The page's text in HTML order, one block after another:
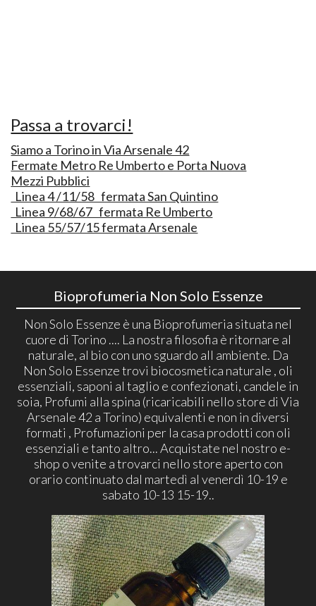
Passa a trovarci!
Siamo a Torino in Via Arsenale 42
Fermate Metro Re Umberto e Porta Nuova
Mezzi Pubblici
Linea 4 /11/58 fermata San Quintino
Linea 9/68/67 fermata Re Umberto
Linea 55/57/15 fermata Arsenale
Bioprofumeria Non Solo Essenze
Non Solo Essenze è una Bioprofumeria situata nel
cuore di Torino .... La nostra filosofia è ritornare al
naturale, al bio con uno sguardo all ambiente. Da
Non Solo Essenze trovi biocosmetica naturale , oli
essenziali, saponi al taglio e confezionati, candele in
soia, Profumi alla spina (ricaricabili nello store di Via
Arsenale 42 a Torino) equivalenti e non in diversi
formati , Profumazioni per la casa prodotti con oli
essenziali e tanto altro... Acquistate nel nostro e-
shop o venite a trovarci nello store aperto con
orario continuato dal martedì al venerdì 10-19 e
sabato 10-13 15-19..